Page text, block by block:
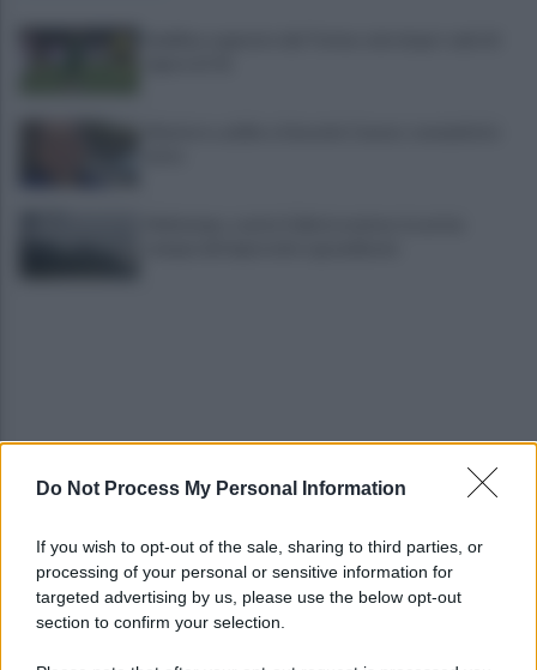
Do Not Process My Personal Information
If you wish to opt-out of the sale, sharing to third parties, or
processing of your personal or sensitive information for
targeted advertising by us, please use the below opt-out
section to confirm your selection.
Grande Sarno, confronto a Montoro: "Subito
Spaccio di droga a Roma, 13 arresti: nei guai
anche un 26enne avellinese